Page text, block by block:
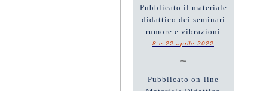
Pubblicato il materiale
didattico dei seminari
rumore e vibrazioni
8 e 22 aprile 2022
~
Pubblicato on-line